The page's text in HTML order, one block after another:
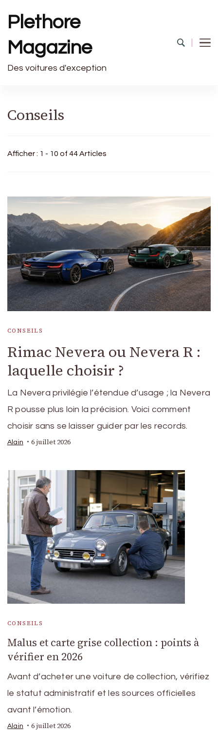
Plethore
Magazine
Des voitures d'exception
Conseils
Afficher : 1 - 10 of 44 Articles
CONSEILS
Rimac Nevera ou Nevera R :
laquelle choisir ?
La Nevera privilégie l’étendue d’usage ; la Nevera
R pousse plus loin la précision. Voici comment
choisir sans se laisser guider par les records.
Alain 6 juillet 2026
CONSEILS
Malus et carte grise collection : points à
vérifier en 2026
Avant d’acheter une voiture de collection, vérifiez
le statut administratif et les sources officielles
avant l’émotion.
Alain 6 juillet 2026